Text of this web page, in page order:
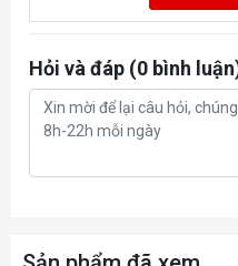
Độ Phân Giải Tối Đa
Hệ Thống Làm Mát
Công Suất Thiết Kế Nhiệt
Đầu Nối Nguồn
Hỏi và đáp (0 bình